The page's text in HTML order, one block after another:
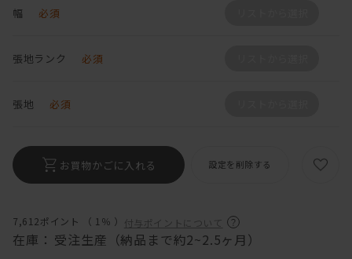
7,612ポイント （ 1％ ） 付与ポイントについて
在庫： 受注生産（納品まで約2~2.5ヶ月）
幅 必須
張地ランク 必須
張地 必須
お買物かごに入れる 設定を削除する